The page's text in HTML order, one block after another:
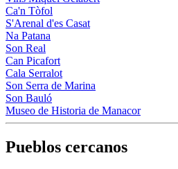
Ca'n Tòfol
S'Arenal d'es Casat
Na Patana
Son Real
Can Picafort
Cala Serralot
Son Serra de Marina
Son Bauló
Museo de Historia de Manacor
Pueblos cercanos